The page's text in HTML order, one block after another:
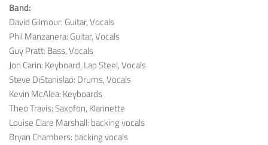
Band:
David Gilmour: Guitar, Vocals
Phil Manzanera: Guitar, Vocals
Guy Pratt: Bass, Vocals
Jon Carin: Keyboard, Lap Steel, Vocals
Steve DiStanislao: Drums, Vocals
Kevin McAlea: Keyboards
Theo Travis: Saxofon, Klarinette
Louise Clare Marshall: backing vocals
Bryan Chambers: backing vocals